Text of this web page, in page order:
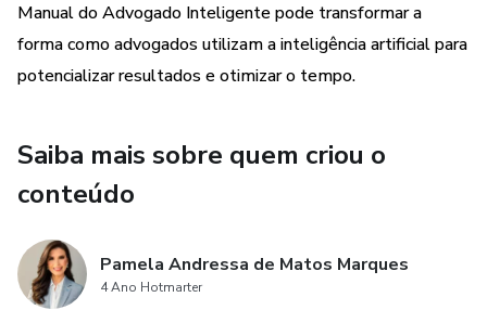
Manual do Advogado Inteligente pode transformar a
forma como advogados utilizam a inteligência artificial para
potencializar resultados e otimizar o tempo.
Saiba mais sobre quem criou o
conteúdo
Pamela Andressa de Matos Marques
4 Ano Hotmarter